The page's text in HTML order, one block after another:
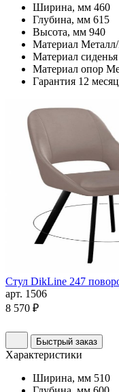
Ширина, мм 460
Глубина, мм 615
Высота, мм 940
Материал
Материал сиденья
Материал опор
Гарантия 12
Стул DikLine 247
арт. 1506
8 570 ₽
Быстрый заказ
Характеристики
Ширина, мм 510